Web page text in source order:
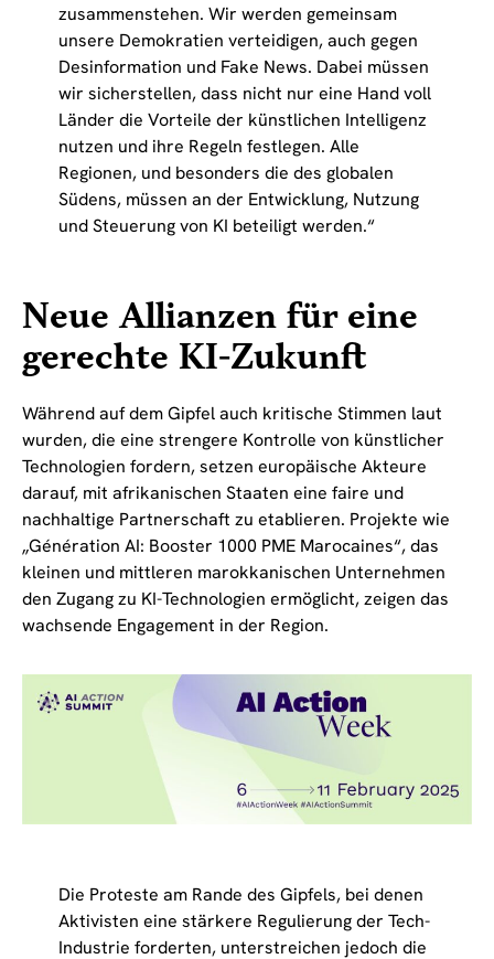
zusammenstehen. Wir werden gemeinsam
unsere Demokratien verteidigen, auch gegen
Desinformation und Fake News. Dabei müssen
wir sicherstellen, dass nicht nur eine Hand voll
Länder die Vorteile der künstlichen Intelligenz
nutzen und ihre Regeln festlegen. Alle
Regionen, und besonders die des globalen
Südens, müssen an der Entwicklung, Nutzung
und Steuerung von KI beteiligt werden.“
Neue Allianzen für eine
gerechte KI-Zukunft
Während auf dem Gipfel auch kritische Stimmen laut
wurden, die eine strengere Kontrolle von künstlicher
Technologien fordern, setzen europäische Akteure
darauf, mit afrikanischen Staaten eine faire und
nachhaltige Partnerschaft zu etablieren. Projekte wie
„Génération AI: Booster 1000 PME Marocaines“, das
kleinen und mittleren marokkanischen Unternehmen
den Zugang zu KI-Technologien ermöglicht, zeigen das
wachsende Engagement in der Region.
Die Proteste am Rande des Gipfels, bei denen
Aktivisten eine stärkere Regulierung der Tech-
Industrie forderten, unterstreichen jedoch die